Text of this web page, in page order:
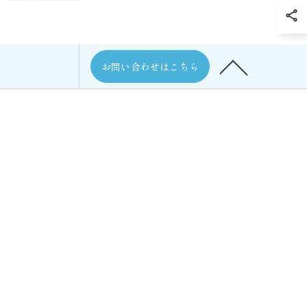
お問い合わせはこちら